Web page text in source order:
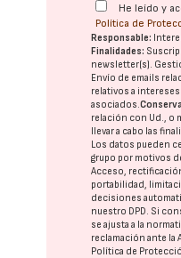
He leído y
Política de
Responsable:
Finalidades:
newsletter(s).
Envío de emails
relativos a
asociados.
relación con Ud., o
llevar a cabo las
Los datos pueden
grupo por motivos
Acceso,
portabilidad,
decisiones
nuestro DPD. Si
se ajusta a la
reclamación ante la
Política de